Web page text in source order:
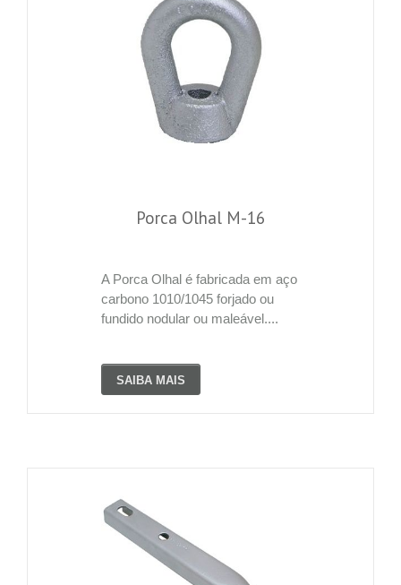
Porca Olhal M-16
A Porca Olhal é fabricada em aço
carbono 1010/1045 forjado ou
fundido nodular ou maleável....
SAIBA MAIS